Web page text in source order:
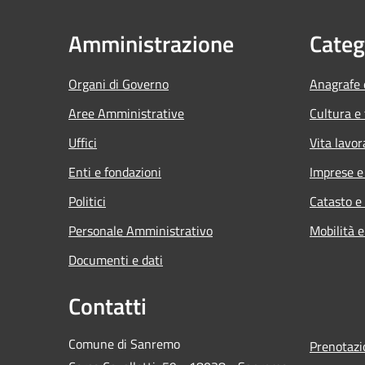
Amministrazione
Organi di Governo
Aree Amministrative
Uffici
Enti e fondazioni
Politici
Personale Amministrativo
Documenti e dati
Cultura
Vita
Imprese
Catasto
Mobilità
Contatti
Comune di Sanremo